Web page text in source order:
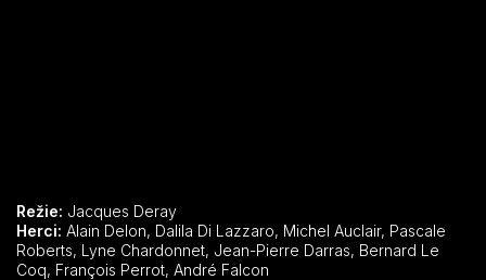
Režie: Jacques Deray
Herci:
Roberts, Lyne Chardonnet, Jean-Pierre Darras, Bernard Le
Coq, François Perrot, André Falcon